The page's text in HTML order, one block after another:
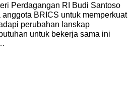
Perdagangan RI Budi Santoso
BRICS untuk memperkuat
perubahan lanskap
untuk bekerja sama ini